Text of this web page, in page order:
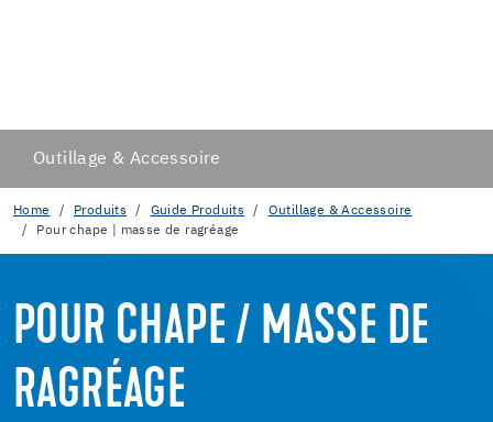
Outillage & Accessoire
Home Produits Guide Produits
Outillage & Accessoire
Pour chape | masse de ragréage
POUR CHAPE / MASSE DE
RAGRÉAGE